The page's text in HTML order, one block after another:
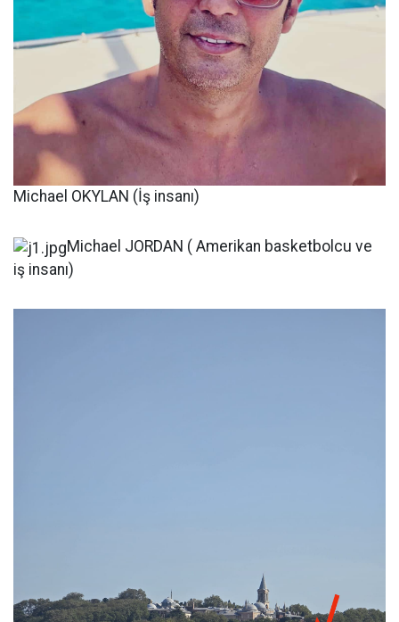
Michael OKYLAN (İş insanı)
Michael JORDAN ( Amerikan basketbolcu ve
iş insanı)